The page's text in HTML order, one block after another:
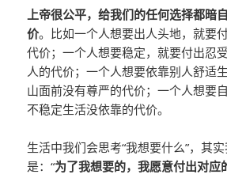
上帝很公平，给我们的任何选择都暗
价。比如一个人想要出人头地，就要
代价；一个人想要稳定，就要付出忍
人的代价；一个人想要依靠别人舒适
山面前没有尊严的代价；一个人想要
不稳定生活没依靠的代价。
生活中我们会思考“我想要什么”，其
是：“为了我想要的，我愿意付出对应